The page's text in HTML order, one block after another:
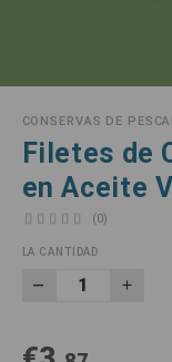
CONSERVAS DE
Filetes de
en Aceite
(0)
LA CANTIDAD